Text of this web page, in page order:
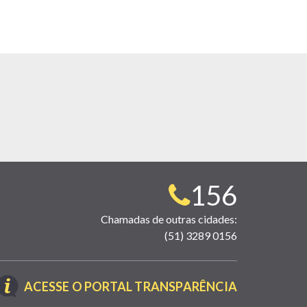
Telefone
para
contato:
156
Chamadas de outras cidades:
(51) 3289 0156
ACESSE O PORTAL TRANSPARÊNCIA(LINK